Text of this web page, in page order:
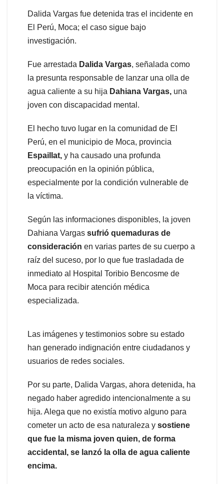
Dalida Vargas fue detenida tras el incidente en
El Perú, Moca; el caso sigue bajo
investigación.
Fue arrestada Dalida Vargas, señalada como
la presunta responsable de lanzar una olla de
agua caliente a su hija Dahiana Vargas, una
joven con discapacidad mental.
El hecho tuvo lugar en la comunidad de El
Perú, en el municipio de Moca, provincia
Espaillat, y ha causado una profunda
preocupación en la opinión pública,
especialmente por la condición vulnerable de
la víctima.
Según las informaciones disponibles, la joven
Dahiana Vargas sufrió quemaduras de
consideración en varias partes de su cuerpo a
raíz del suceso, por lo que fue trasladada de
inmediato al Hospital Toribio Bencosme de
Moca para recibir atención médica
especializada.
Las imágenes y testimonios sobre su estado
han generado indignación entre ciudadanos y
usuarios de redes sociales.
Por su parte, Dalida Vargas, ahora detenida, ha
negado haber agredido intencionalmente a su
hija. Alega que no existía motivo alguno para
cometer un acto de esa naturaleza y sostiene
que fue la misma joven quien, de forma
accidental, se lanzó la olla de agua caliente
encima.